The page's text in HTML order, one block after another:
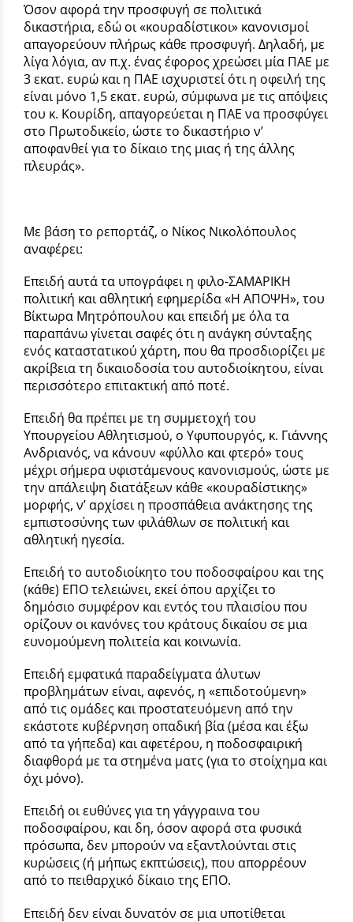
Όσον αφορά την προσφυγή σε πολιτικά
δικαστήρια, εδώ οι «κουραδίστικοι» κανονισμοί
απαγορεύουν πλήρως κάθε προσφυγή. Δηλαδή, με
λίγα λόγια, αν π.χ. ένας έφορος χρεώσει μία ΠΑΕ με
3 εκατ. ευρώ και η ΠΑΕ ισχυριστεί ότι η οφειλή της
είναι μόνο 1,5 εκατ. ευρώ, σύμφωνα με τις απόψεις
του κ. Κουρίδη, απαγορεύεται η ΠΑΕ να προσφύγει
στο Πρωτοδικείο, ώστε το δικαστήριο ν’
αποφανθεί για το δίκαιο της μιας ή της άλλης
πλευράς».
Με βάση το ρεπορτάζ, ο Νίκος Νικολόπουλος
αναφέρει:
Επειδή αυτά τα υπογράφει η φιλο-ΣΑΜΑΡΙΚΗ
πολιτική και αθλητική εφημερίδα «Η ΑΠΟΨΗ», του
Βίκτωρα Μητρόπουλου και επειδή με όλα τα
παραπάνω γίνεται σαφές ότι η ανάγκη σύνταξης
ενός καταστατικού χάρτη, που θα προσδιορίζει με
ακρίβεια τη δικαιοδοσία του αυτοδιοίκητου, είναι
περισσότερο επιτακτική από ποτέ.
Επειδή θα πρέπει με τη συμμετοχή του
Υπουργείου Αθλητισμού, ο Υφυπουργός, κ. Γιάννης
Ανδριανός, να κάνουν «φύλλο και φτερό» τους
μέχρι σήμερα υφιστάμενους κανονισμούς, ώστε με
την απάλειψη διατάξεων κάθε «κουραδίστικης»
μορφής, ν’ αρχίσει η προσπάθεια ανάκτησης της
εμπιστοσύνης των φιλάθλων σε πολιτική και
αθλητική ηγεσία.
Επειδή το αυτοδιοίκητο του ποδοσφαίρου και της
(κάθε) ΕΠΟ τελειώνει, εκεί όπου αρχίζει το
δηµόσιο συµφέρον και εντός του πλαισίου που
ορίζουν οι κανόνες του κράτους δικαίου σε µια
ευνοµούµενη πολιτεία και κοινωνία.
Επειδή εμφατικά παραδείγματα άλυτων
προβλημάτων είναι, αφενός, η «επιδοτούμενη»
από τις ομάδες και προστατευόμενη από την
εκάστοτε κυβέρνηση οπαδική βία (µέσα και έξω
από τα γήπεδα) και αφετέρου, η ποδοσφαιρική
διαφθορά µε τα στηµένα µατς (για το στοίχηµα και
όχι µόνο).
Επειδή οι ευθύνες για τη γάγγραινα του
ποδοσφαίρου, και δη, όσον αφορά στα φυσικά
πρόσωπα, δεν µπορούν να εξαντλούνται στις
κυρώσεις (ή µήπως εκπτώσεις), που απορρέουν
από το πειθαρχικό δίκαιο της ΕΠΟ.
Επειδή δεν είναι δυνατόν σε μια υποτίθεται